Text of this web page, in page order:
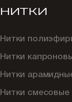
НИТКИ
Нитки
Нитки
Нитки
Нитки смесовые